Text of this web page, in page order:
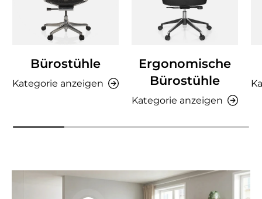
Bürostühle
Kategorie anzeigen
Ergonomische
Bürostühle
Kategorie anzeigen